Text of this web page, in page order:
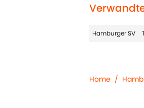
Hamburger SV
Home /